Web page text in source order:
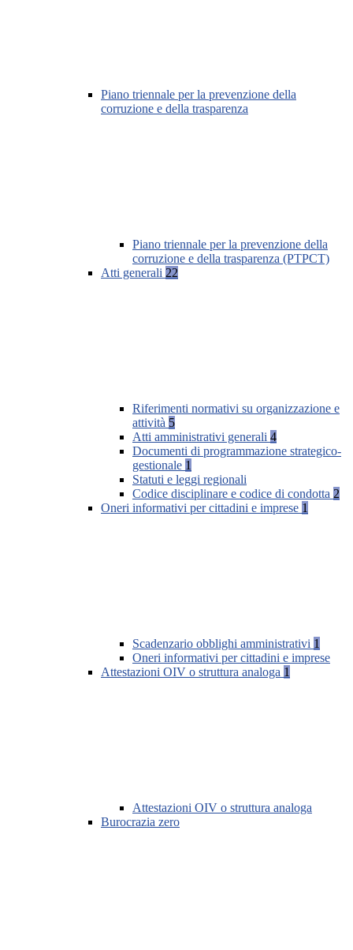
Piano triennale per la prevenzione della
corruzione e della trasparenza
Piano triennale per la prevenzione della
corruzione e della trasparenza (PTPCT)
Atti generali 22
Riferimenti normativi su organizzazione e
attività 5
Atti amministrativi generali 4
Documenti di programmazione strategico-
gestionale 1
Statuti e leggi regionali
Codice disciplinare e codice di condotta 2
Oneri informativi per cittadini e imprese 1
Scadenzario obblighi amministrativi 1
Oneri informativi per cittadini e imprese
Attestazioni OIV o struttura analoga 1
Attestazioni OIV o struttura analoga
Burocrazia zero